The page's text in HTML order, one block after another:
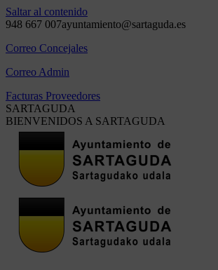
Saltar al contenido
948 667 007ayuntamiento@sartaguda.es
Correo Concejales
Correo Admin
Facturas Proveedores
SARTAGUDA
BIENVENIDOS A SARTAGUDA